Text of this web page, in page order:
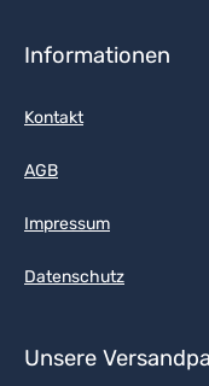
Informationen
Kontakt
AGB
Impressum
Datenschutz
Unsere